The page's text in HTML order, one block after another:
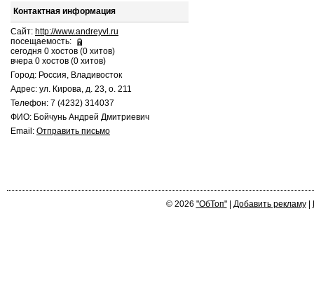
Контактная информация
Сайт: http://www.andreyvl.ru
посещаемость:
сегодня 0 хостов (0 хитов)
вчера 0 хостов (0 хитов)
Город: Россия, Владивосток
Адрес: ул. Кирова, д. 23, о. 211
Телефон: 7 (4232) 314037
ФИО: Бойчунь Андрей Дмитриевич
Email: Отправить письмо
© 2026 "ОбТоп"| Добавить рекламу|